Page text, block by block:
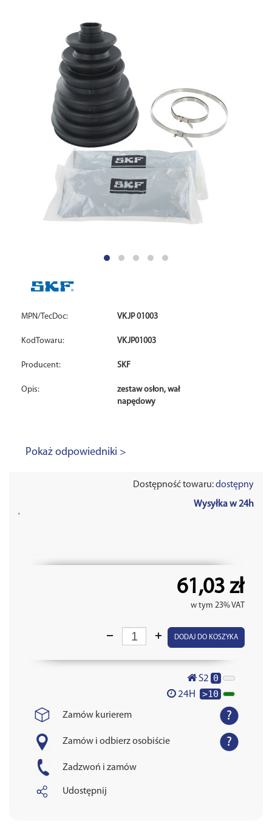
MPN/TecDoc: VKJP 01003
KodTowaru: VKJP01003
Producent: SKF
Opis:
zestaw osłon, wał
napędowy
Pokaż odpowiedniki >
Dostępność towaru:dostępny
Wysyłka w 24h
'
61,03 zł
w tym 23% VAT
DODAJ DO KOSZYKA
S2 0
24H >10
Zamów kurierem
Zamów i odbierz osobiście
Zadzwoń i zamów
Udostępnij